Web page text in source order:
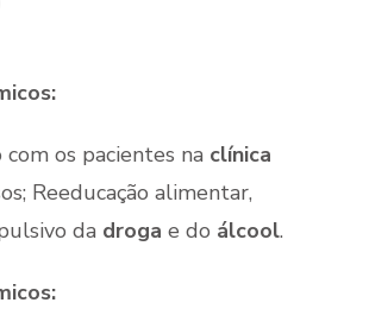
os pacientes na clínica
Reeducação alimentar,
da droga e do álcool.